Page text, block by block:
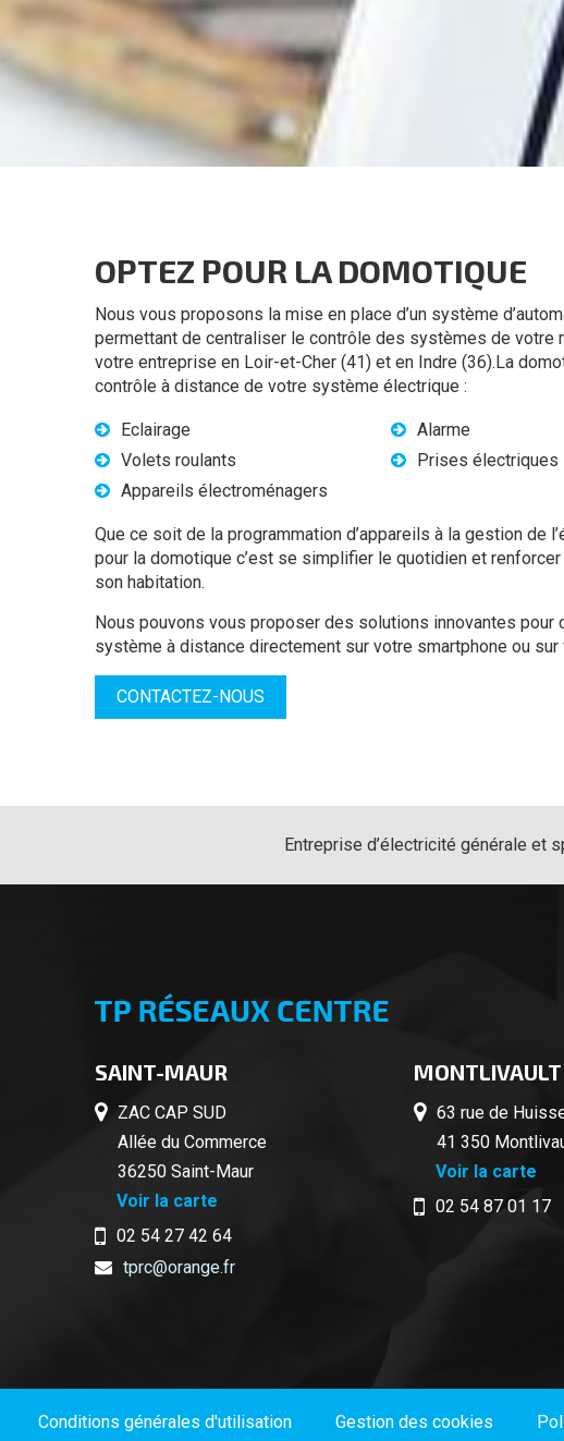
OPTEZ POUR LA DOMOTIQUE
Nous vous proposons la mise en place d’un système
permettant de centraliser le contrôle des systèmes de votre
votre entreprise en Loir-et-Cher (41) et en Indre (36).La
contrôle à distance de votre système électrique :
Eclairage
Alarme
Volets roulants
Prises électriques
Appareils électroménagers
Que ce soit de la programmation d’appareils à la gestion de
pour la domotique c’est se simplifier le quotidien et
son habitation.
Nous pouvons vous proposer des solutions innovantes pour
système à distance directement sur votre smartphone ou
CONTACTEZ-NOUS
Entreprise d’électricité générale et
SAINT-MAUR
ZAC CAP SUD
Allée du Commerce
36250 Saint-Maur
Voir la carte
02 54 27 42 64
tprc@orange.fr
MONTLIVAULT
63 rue de
41 350
Voir la carte
02 54 87 01 17
Conditions générales d'utilisation Gestion des cookies